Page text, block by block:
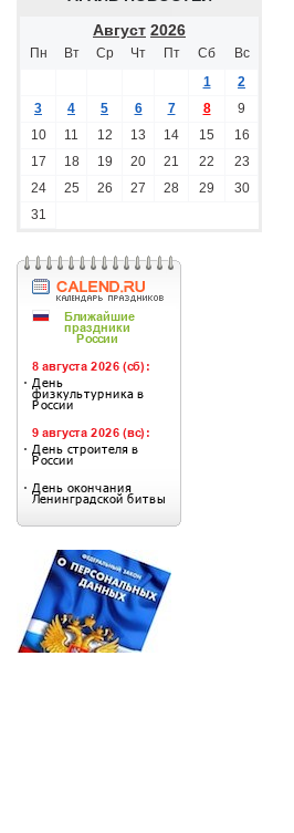
Август 2026
Пн Вт Ср Чт Пт Сб
Вс
1
2
3
4 5 6 7 8
9
10
11 12 13 14 15
16
17
18 19 20 21 22
23
24
25 26 27 28 29
30
31